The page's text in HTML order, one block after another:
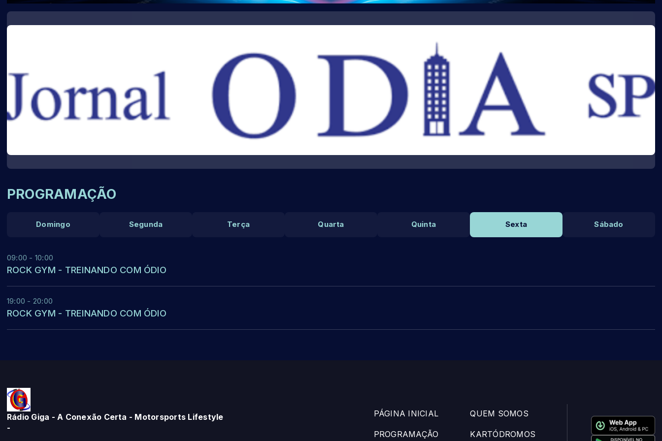
PROGRAMAÇÃO
Domingo Segunda Terça Quarta Quinta Sexta Sábado
09:00 - 10:00
ROCK GYM - TREINANDO COM ÓDIO
19:00 - 20:00
ROCK GYM - TREINANDO COM ÓDIO
Rádio Giga - A Conexão Certa - Motorsports Lifestyle
-
PÁGINA INICIAL
PROGRAMAÇÃO
QUEM SOMOS
KARTÓDROMOS